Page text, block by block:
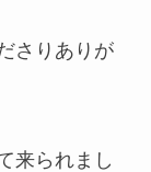
さりありが
来られまし